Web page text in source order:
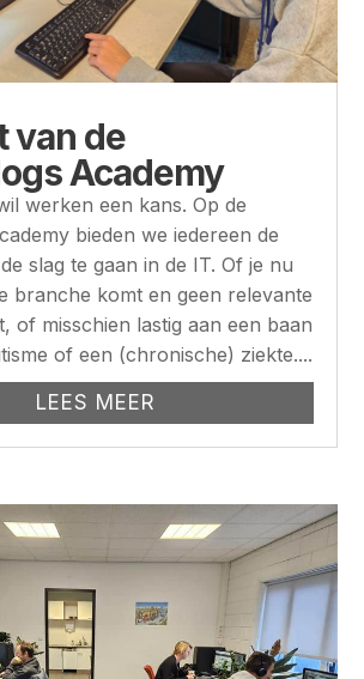
van de
Academy
werken een kans. Op de
bieden we iedereen de
slag te gaan in de IT. Of je nu
branche komt en geen relevante
of misschien lastig aan een baan
of een (chronische) ziekte....
LEES MEER